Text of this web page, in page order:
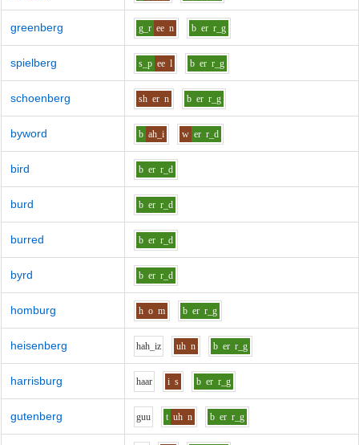
greenberg g_r ee n b er r_g
spielberg s_p ee l b er r_g
schoenberg sh er n b er r_g
byword b ah_i w er r_d
bird b er r_d
burd b er r_d
burred b er r_d
byrd b er r_d
homburg h o m b er r_g
heisenberg hah_iz uh n b er r_g
harrisburg haar i s b er r_g
gutenberg guu t uh n b er r_g